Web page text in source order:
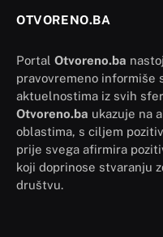
OTVORENO.BA
Portal Otvoreno.ba
pravovremeno informiše
aktuelnostima iz svih
Otvoreno.ba ukazuje na
oblastima, s ciljem
prije svega afirmira
koji doprinose stvaranju
društvu.